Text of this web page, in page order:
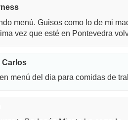
menú. Guisos como lo de mi
vez que esté en Pontevedra
Carlos
menú del dia para comidas de